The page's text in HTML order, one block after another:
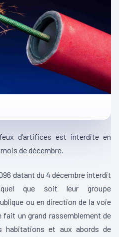
d’artifices est interdite en
de décembre.
datant du 4 décembre interdit
que soit leur groupe
ou en direction de la voie
fait un grand rassemblement de
habitations et aux abords de